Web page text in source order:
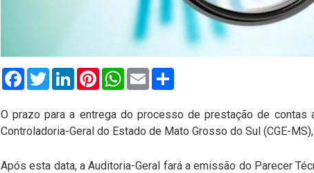
FacebookTwitterLinkedInPinterestWhatsApp
Email
O prazo para a entrega do processo de prestação de
Controladoria-Geral do Estado de Mato Grosso do Sul (CGE-
Após esta data, a Auditoria-Geral fará a emissão do Parecer